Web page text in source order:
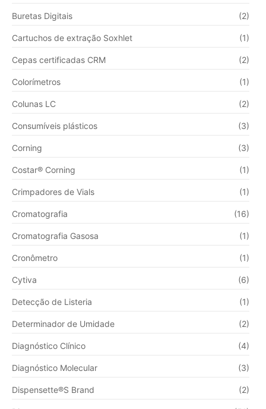
Buretas Digitais (2)
Cartuchos de extração Soxhlet (1)
Cepas certificadas CRM (2)
Colorímetros (1)
Colunas LC (2)
Consumíveis plásticos (3)
Corning (3)
Costar® Corning (1)
Crimpadores de Vials (1)
Cromatografia (16)
Cromatografia Gasosa (1)
Cronômetro (1)
Cytiva (6)
Detecção de Listeria (1)
Determinador de Umidade (2)
Diagnóstico Clínico (4)
Diagnóstico Molecular (3)
Dispensette®S Brand (2)